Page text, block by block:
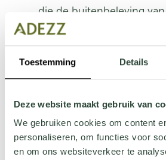
Toestemming Details
Deze website maakt gebruik van
We gebruiken cookies om content
personaliseren, om functies voor
en om ons websiteverkeer te
die de buitenbeleving
verrijkt. Met onze
sfeer waarin men
kan genieten.
hovenierswerk van onze
best tot zijn recht en tovert
lach op het gezicht van de
de